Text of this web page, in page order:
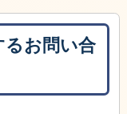
るお問い合